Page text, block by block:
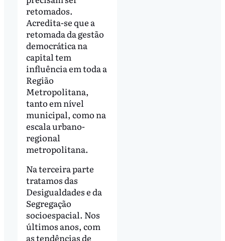
retomados.
Acredita-se que a
retomada da gestão
democrática na
capital tem
influência em toda a
Região
Metropolitana,
tanto em nível
municipal, como na
escala urbano-
regional
metropolitana.
Na terceira parte
tratamos das
Desigualdades e da
Segregação
socioespacial. Nos
últimos anos, com
as tendências de